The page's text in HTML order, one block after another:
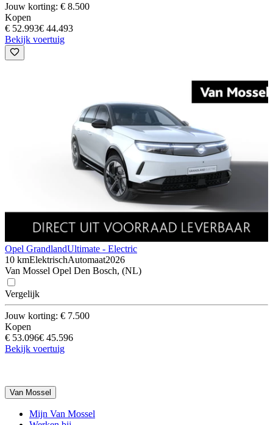
Jouw korting: € 8.500
Kopen
€ 52.993€ 44.493
Bekijk voertuig
Opel GrandlandUltimate - Electric
10 kmElektrischAutomaat2026
Van Mossel Opel Den Bosch, (NL)
Vergelijk
Jouw korting: € 7.500
Kopen
€ 53.096€ 45.596
Bekijk voertuig
Van Mossel
Mijn Van Mossel